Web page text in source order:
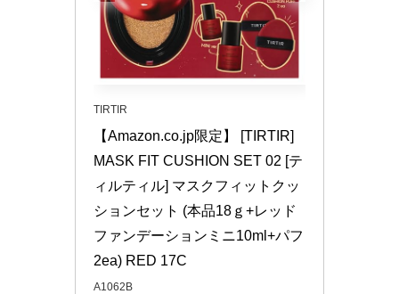
TIRTIR
【Amazon.co.jp限定】 [TIRTIR]
MASK FIT CUSHION SET 02 [テ
ィルティル] マスクフィットクッ
ションセット (本品18ｇ+レッド
ファンデーションミニ10ml+パフ
2ea) RED 17C
A1062B